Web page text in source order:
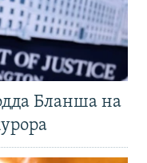
Бланша на